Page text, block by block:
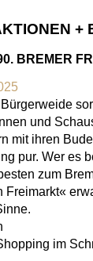
+
BREMER
und
mit ihren
pur. Wer es
zum
Freimarkt«